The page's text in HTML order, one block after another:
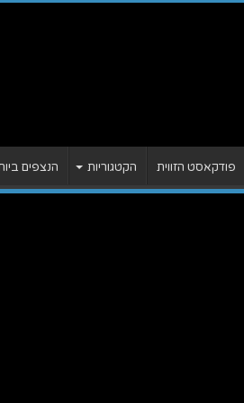
פודקאסט הזווית הקטגוריות הנצפים